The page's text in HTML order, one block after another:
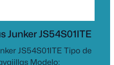
Junker JS54S01ITE
JS54S01ITE Tipo de
Modelo: